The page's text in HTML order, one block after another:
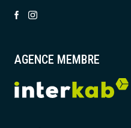
AGENCE MEMBRE